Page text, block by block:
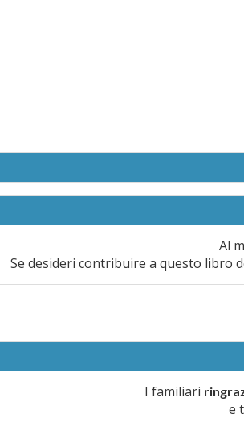
Al
Se desideri contribuire a questo libro
I familiari
e